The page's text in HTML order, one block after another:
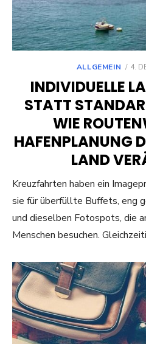
ALLGEMEIN 4.
INDIVIDUELLE
STATT
WIE
HAFENPLANUNG
LAND
Kreuzfahrten haben ein
sie für überfüllte Buffets, eng
und dieselben Fotospots, die
Menschen besuchen.